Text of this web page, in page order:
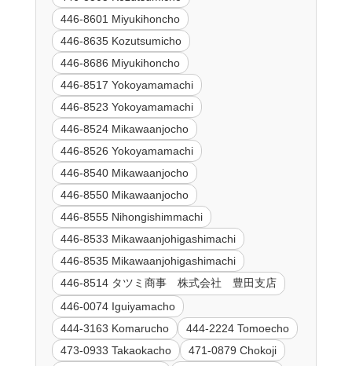
446-8601 Miyukihoncho
446-8635 Kozutsumicho
446-8686 Miyukihoncho
446-8517 Yokoyamamachi
446-8523 Yokoyamamachi
446-8524 Mikawaanjocho
446-8526 Yokoyamamachi
446-8540 Mikawaanjocho
446-8550 Mikawaanjocho
446-8555 Nihongishimmachi
446-8533 Mikawaanjohigashimachi
446-8535 Mikawaanjohigashimachi
446-8514 タツミ商事 株式会社 豊田支店
446-0074 Iguiyamacho
444-3163 Komarucho
444-2224 Tomoecho
473-0933 Takaokacho
471-0879 Chokoji